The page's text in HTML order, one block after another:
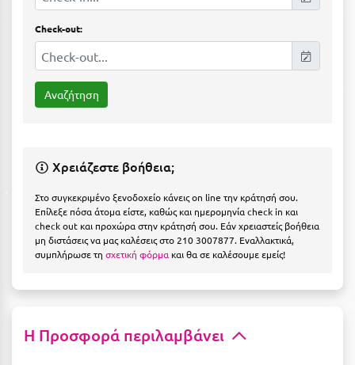
Ηλεία
Ηράκλειο
Ιεράπετρα
Ιθάκη
Check-out:
Χρειάζεστε βοήθεια;
Στο συγκεκριμένο ξενοδοχείο κάνεις on line την κράτησή σου.
Επίλεξε πόσα άτομα είστε, καθώς και ημερομηνία check in και
check out και προχώρα στην κράτησή σου. Εάν χρειαστείς βοήθεια
μη διστάσεις να μας καλέσεις στο 210 3007877. Εναλλακτικά,
συμπλήρωσε τη σχετική φόρμα και θα σε καλέσουμε εμείς!
Η Προσφορά περιλαμβάνει